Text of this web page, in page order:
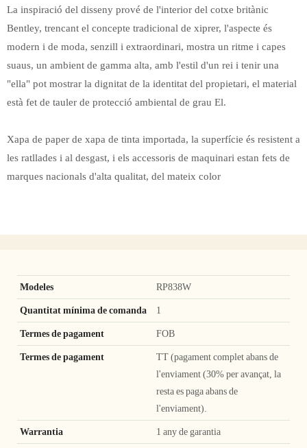
La inspiració del disseny prové de l'interior del cotxe britànic
Bentley, trencant el concepte tradicional de xiprer, l'aspecte és
modern i de moda, senzill i extraordinari, mostra un ritme i capes
suaus, un ambient de gamma alta, amb l'estil d'un rei i tenir una
"ella" pot mostrar la dignitat de la identitat del propietari, el material
està fet de tauler de protecció ambiental de grau El.
Xapa de paper de xapa de tinta importada, la superfície és resistent a
les ratllades i al desgast, i els accessoris de maquinari estan fets de
marques nacionals d'alta qualitat, del mateix color
Modeles RP838W
Quantitat mínima de comanda 1
Termes de pagament FOB
Termes de pagament
TT (pagament complet abans de
l'enviament (30% per avançat, la
resta es paga abans de
l'enviament).
Warrantia 1 any de garantia